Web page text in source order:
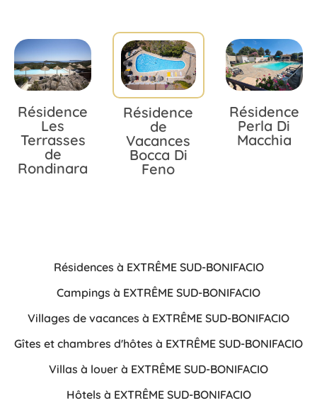
Résidence
Les
Terrasses
de
Rondinara
Résidence
de
Vacances
Bocca Di
Feno
Résidence
Perla Di
Macchia
Résidences à EXTRÊME SUD-BONIFACIO
Campings à EXTRÊME SUD-BONIFACIO
Villages de vacances à EXTRÊME SUD-BONIFACIO
Gîtes et chambres d'hôtes à EXTRÊME SUD-BONIFACIO
Villas à louer à EXTRÊME SUD-BONIFACIO
Hôtels à EXTRÊME SUD-BONIFACIO